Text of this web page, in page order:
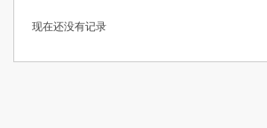
现在还没有记录